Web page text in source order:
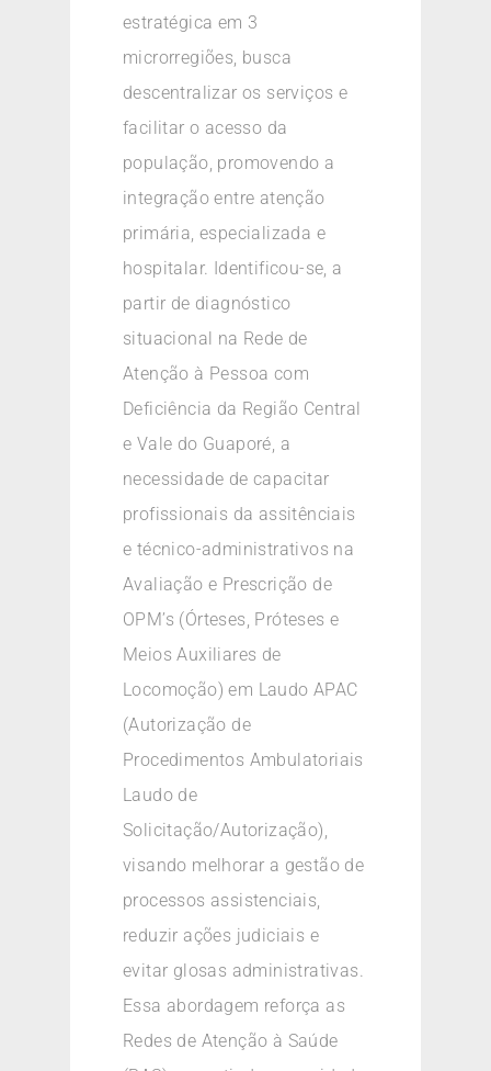
estratégica em 3
microrregiões, busca
descentralizar os serviços e
facilitar o acesso da
população, promovendo a
integração entre atenção
primária, especializada e
hospitalar. Identificou-se, a
partir de diagnóstico
situacional na Rede de
Atenção à Pessoa com
Deficiência da Região Central
e Vale do Guaporé, a
necessidade de capacitar
profissionais da assitênciais
e técnico-administrativos na
Avaliação e Prescrição de
OPM’s (Órteses, Próteses e
Meios Auxiliares de
Locomoção) em Laudo APAC
(Autorização de
Procedimentos Ambulatoriais
Laudo de
Solicitação/Autorização),
visando melhorar a gestão de
processos assistenciais,
reduzir ações judiciais e
evitar glosas administrativas.
Essa abordagem reforça as
Redes de Atenção à Saúde